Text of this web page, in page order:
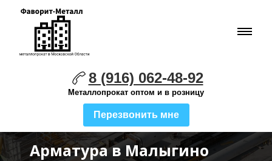
8 (916) 062-48-92
Металлопрокат оптом и в розницу
Перезвонить мне
Арматура в Малыгино